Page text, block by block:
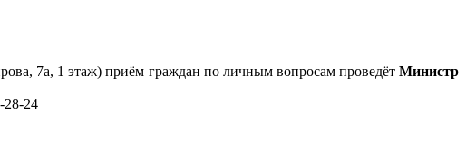
7а, 1 этаж) приём граждан по личным вопросам проведётМинистр
28-24